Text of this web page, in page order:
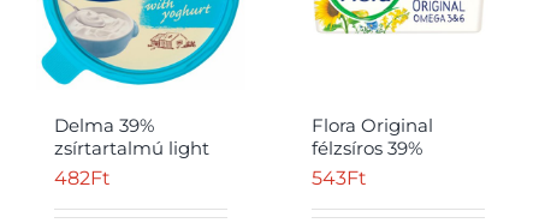
Delma 39%
zsírtartalmú light
margarin
482Ft
Flora Original
félzsíros 39%
margarin 400 g
543Ft